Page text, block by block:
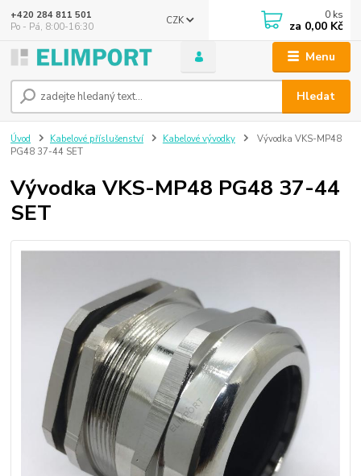
Menu
CZK
Hledat
+420 284 811 501
Po - Pá, 8:00-16:30
0 ks
za 0,00 Kč
Úvod Kabelové příslušenství Kabelové vývodky
Vývodka VKS-MP48
PG48 37-44 SET
Vývodka VKS-MP48 PG48 37-44
SET